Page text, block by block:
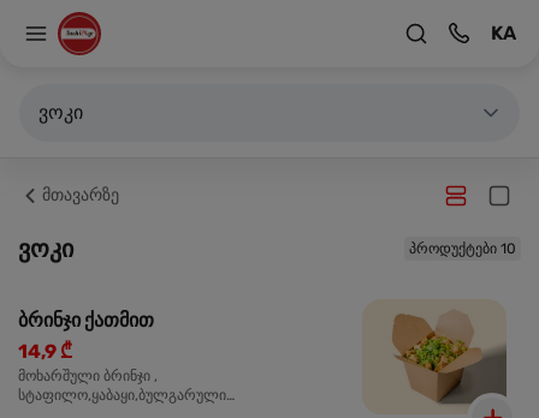
KA
ვოკი
მთავარზე
ვოკი პროდუქტები 10
ბრინჯი ქათმით
14,9 ₾
მოხარშული ბრინჯი ,
სტაფილო,ყაბაყი,ბულგარული